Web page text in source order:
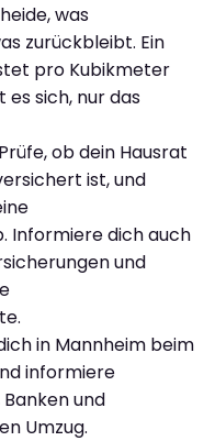
was
zurückbleibt. Ein
pro Kubikmeter
sich, nur das
Prüfe, ob dein Hausrat
ist, und
Informiere dich auch
und
in Mannheim beim
informiere
und
Umzug.